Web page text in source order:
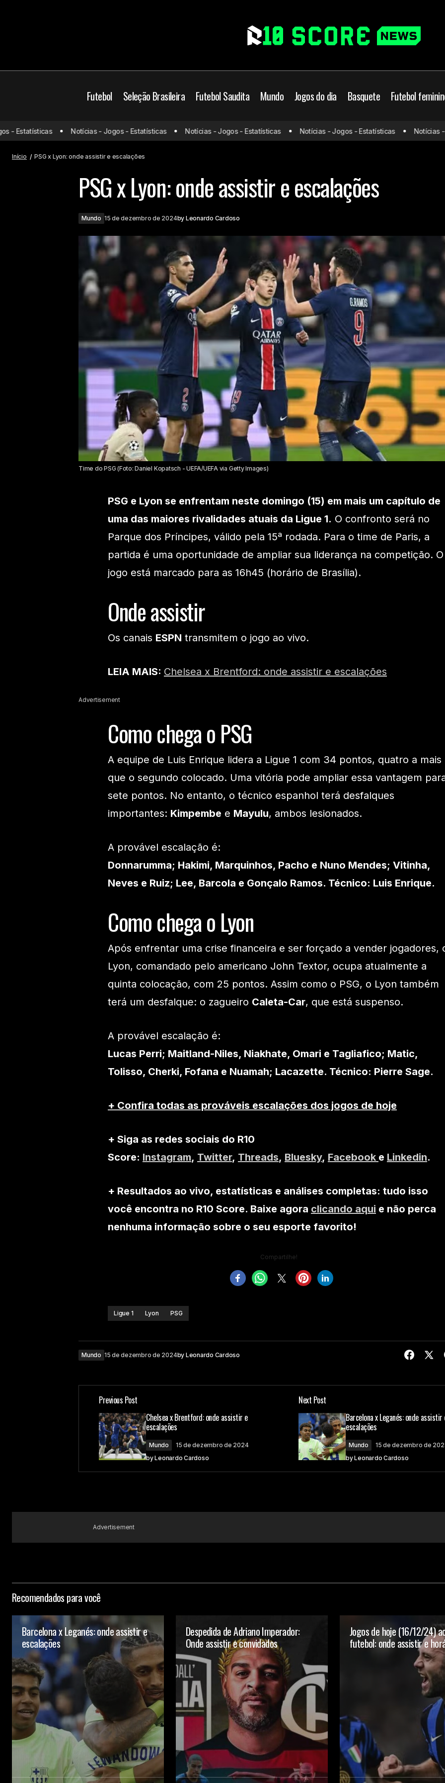
Futebol Seleção Brasileira Futebol Saudita Mundo Jogos do dia Basquete Futebol
Chelsea x Brentford: onde assistir e
escalações
Mundo PSG x Lyon: onde assistir e escalações
Estatísticas Notícias - Jogos - Estatísticas Notícias - Jogos - Estatísticas Notícias - Jogos - Estatísticas Notícias -
Início PSG x Lyon: onde assistir e escalações
PSG x Lyon: onde assistir e escalações
Mundo 15 de dezembro de 2024by Leonardo Cardoso
Time do PSG (Foto: Daniel Kopatsch - UEFA/UEFA via Getty Images)
PSG e Lyon se enfrentam neste domingo (15) em mais um capítulo de
uma das maiores rivalidades atuais da Ligue 1. O confronto será no
Parque dos Príncipes, válido pela 15ª rodada. Para o time de Paris, a
partida é uma oportunidade de ampliar sua liderança na competição. O
jogo está marcado para as 16h45 (horário de Brasília).
Onde assistir
Os canais ESPN transmitem o jogo ao vivo.
LEIA MAIS: Chelsea x Brentford: onde assistir e escalações
Advertisement
Como chega o PSG
A equipe de Luis Enrique lidera a Ligue 1 com 34 pontos, quatro a mais
que o segundo colocado. Uma vitória pode ampliar essa vantagem
sete pontos. No entanto, o técnico espanhol terá desfalques
importantes: Kimpembe e Mayulu, ambos lesionados.
A provável escalação é:
Donnarumma; Hakimi, Marquinhos, Pacho e Nuno Mendes; Vitinha,
Neves e Ruiz; Lee, Barcola e Gonçalo Ramos. Técnico: Luis Enrique.
Como chega o Lyon
Após enfrentar uma crise financeira e ser forçado a vender jogadores,
Lyon, comandado pelo americano John Textor, ocupa atualmente a
quinta colocação, com 25 pontos. Assim como o PSG, o Lyon também
terá um desfalque: o zagueiro Caleta-Car, que está suspenso.
A provável escalação é:
Lucas Perri; Maitland-Niles, Niakhate, Omari e Tagliafico; Matic,
Tolisso, Cherki, Fofana e Nuamah; Lacazette. Técnico: Pierre Sage.
+ Confira todas as prováveis escalações dos jogos de hoje
+ Siga as redes sociais do R10
Score: Instagram, Twitter, Threads, Bluesky, Facebook e Linkedin.
+ Resultados ao vivo, estatísticas e análises completas: tudo isso
você encontra no R10 Score. Baixe agora clicando aqui e não perca
nenhuma informação sobre o seu esporte favorito!
Compartilhe!
Ligue 1 Lyon PSG
Mundo 15 de dezembro de 2024by Leonardo Cardoso
Previous Post
Chelsea x Brentford: onde assistir e
escalações
Mundo
15 de dezembro de 2024
byLeonardo Cardoso
Next Post
Barcelona x Leganés: onde assistir
escalações
Mundo
15 de dezembro de
byLeonardo Cardoso
Advertisement
Recomendados para você
Barcelona x Leganés: onde assistir e
escalações
Despedida de Adriano Imperador:
Onde assistir e convidados
Jogos de hoje (16/12/24)
futebol: onde assistir e